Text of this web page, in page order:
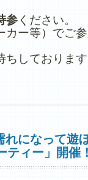
参 ください。
カー等）でご
ちしておりま
れになって遊
ティー」開催